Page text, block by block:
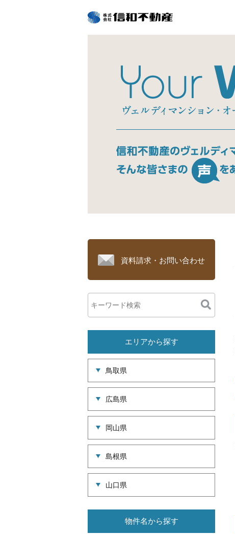
資料請求・お問い合わせ
エリアから探す
鳥取県
広島県
岡山県
島根県
山口県
物件名から探す